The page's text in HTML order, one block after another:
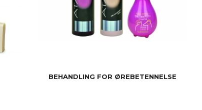
BEHANDLING FOR ØREBETENNELSE